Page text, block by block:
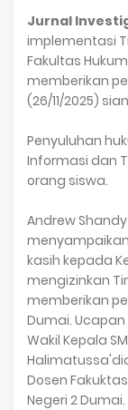
Jurnal
implementasi
Fakultas
memberikan
(26/11/2025)
Penyuluhan
Informasi dan
orang siswa.
Andrew
kasih kepada
mengizinkan
memberikan
Dumai.
Wakil Kepala
Dosen
Negeri 2 Dumai.